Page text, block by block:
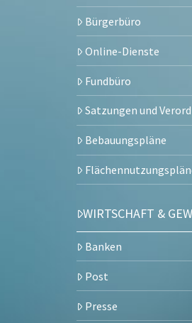
Bürgerbüro
Online-Dienste
Fundbüro
Satzungen und
Bebauungspläne
WIRTSCHAFT &
Banken
Post
Presse